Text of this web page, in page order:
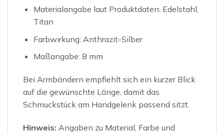
Materialangabe laut Produktdaten: Edelstahl,
Titan
Farbwirkung: Anthrazit-Silber
Maßangabe: 8 mm
Bei Armbändern empfiehlt sich ein kurzer Blick
auf die gewünschte Länge, damit das
Schmuckstück am Handgelenk passend sitzt.
Hinweis: Angaben zu Material, Farbe und